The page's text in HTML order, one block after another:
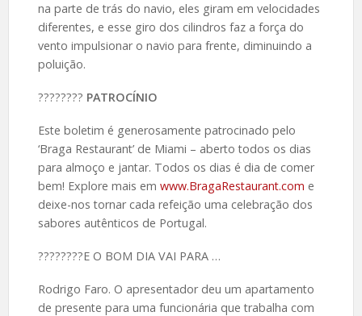
na parte de trás do navio, eles giram em velocidades
diferentes, e esse giro dos cilindros faz a força do
vento impulsionar o navio para frente, diminuindo a
poluição.
????️???? PATROCÍNIO
Este boletim é generosamente patrocinado pelo
‘Braga Restaurant’ de Miami – aberto todos os dias
para almoço e jantar. Todos os dias é dia de comer
bem! Explore mais em www.BragaRestaurant.com e
deixe-nos tornar cada refeição uma celebração dos
sabores autênticos de Portugal.
????️????E O BOM DIA VAI PARA …
Rodrigo Faro. O apresentador deu um apartamento
de presente para uma funcionária que trabalha com